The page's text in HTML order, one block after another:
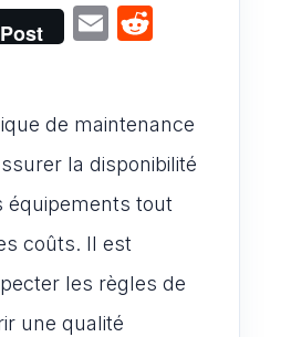
Post
E
l
di
t
de maintenance
la disponibilité
équipements tout
coûts. Il est
les règles de
une qualité